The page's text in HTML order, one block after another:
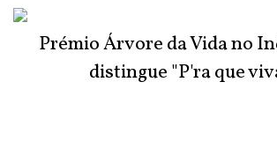
Prémio Árvore da Vida no
distingue "P'ra que